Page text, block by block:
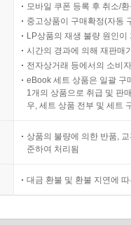
모바일 쿠폰 등록 후 취소/
중고상품이 구매확정(자동
LP상품의 재생 불량 원인
시간의 경과에 의해 재판매
전자상거래 등에서의 소비
eBook 세트 상품은 일괄 구
1개의 상품으로 취급 및 판
우, 세트 상품 전부 및 세트
상품의 불량에 의한 반품,
준하여 처리됨
대금 환불 및 환불 지연에